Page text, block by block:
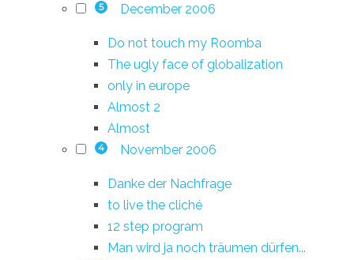
5 December 2006
Do not touch my Roomba
The ugly face of globalization
only in europe
Almost 2
Almost
4 November 2006
Danke der Nachfrage
to live the cliché
12 step program
Man wird ja noch träumen dürfen...